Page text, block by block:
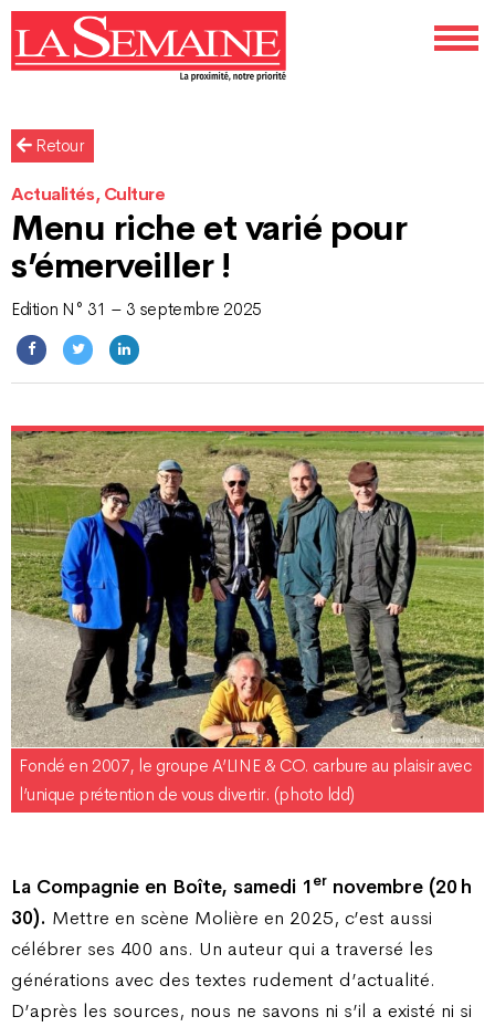
Retour
Actualités, Culture
Menu riche et varié pour
s’émerveiller !
Edition N° 31 – 3 septembre 2025
Fondé en 2007, le groupe A’LINE & CO. carbure au plaisir avec
l’unique prétention de vous divertir. (photo ldd)
La Compagnie en Boîte, samedi 1er novembre (20 h
30). Mettre en scène Molière en 2025, c’est aussi
célébrer ses 400 ans. Un auteur qui a traversé les
générations avec des textes rudement d’actualité.
D’après les sources, nous ne savons ni s’il a existé ni si